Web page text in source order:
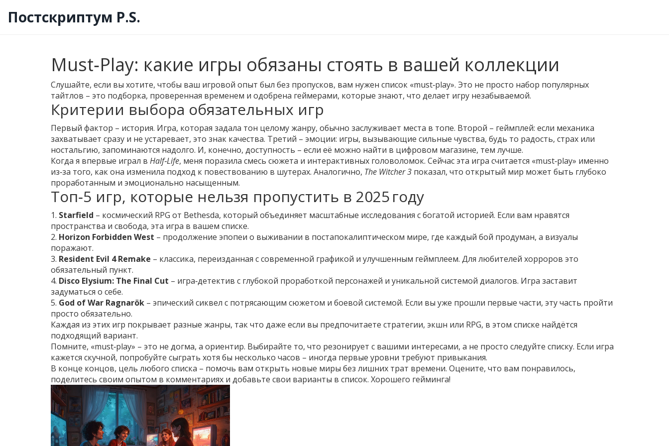
Постскриптум P.S.
Must‑Play: какие игры обязаны стоять в вашей коллекции
Слушайте, если вы хотите, чтобы ваш игровой опыт был без пропусков, вам нужен список «must‑play». Это не просто набор популярных
тайтлов – это подборка, проверенная временем и одобрена геймерами, которые знают, что делает игру незабываемой.
Критерии выбора обязательных игр
Первый фактор – история. Игра, которая задала тон целому жанру, обычно заслуживает места в топе. Второй – геймплей: если механика
захватывает сразу и не устаревает, это знак качества. Третий – эмоции: игры, вызывающие сильные чувства, будь то радость, страх или
ностальгию, запоминаются надолго. И, конечно, доступность – если её можно найти в цифровом магазине, тем лучше.
Когда я впервые играл в Half‑Life, меня поразила смесь сюжета и интерактивных головоломок. Сейчас эта игра считается «must‑play» именно
из‑за того, как она изменила подход к повествованию в шутерах. Аналогично, The Witcher 3 показал, что открытый мир может быть глубоко
проработанным и эмоционально насыщенным.
Топ‑5 игр, которые нельзя пропустить в 2025 году
1. Starfield – космический RPG от Bethesda, который объединяет масштабные исследования с богатой историей. Если вам нравятся
пространства и свобода, эта игра в вашем списке.
2. Horizon Forbidden West – продолжение эпопеи о выживании в постапокалиптическом мире, где каждый бой продуман, а визуалы
поражают.
3. Resident Evil 4 Remake – классика, переизданная с современной графикой и улучшенным геймплеем. Для любителей хорроров это
обязательный пункт.
4. Disco Elysium: The Final Cut – игра‑детектив с глубокой проработкой персонажей и уникальной системой диалогов. Игра заставит
задуматься о себе.
5. God of War Ragnarök – эпический сиквел с потрясающим сюжетом и боевой системой. Если вы уже прошли первые части, эту часть пройти
просто обязательно.
Каждая из этих игр покрывает разные жанры, так что даже если вы предпочитаете стратегии, экшн или RPG, в этом списке найдётся
подходящий вариант.
Помните, «must‑play» – это не догма, а ориентир. Выбирайте то, что резонирует с вашими интересами, а не просто следуйте списку. Если игра
кажется скучной, попробуйте сыграть хотя бы несколько часов – иногда первые уровни требуют привыкания.
В конце концов, цель любого списка – помочь вам открыть новые миры без лишних трат времени. Оцените, что вам понравилось,
поделитесь своим опытом в комментариях и добавьте свои варианты в список. Хорошего гейминга!